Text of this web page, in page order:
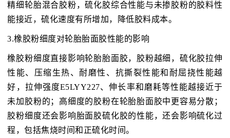
精细轮胎混合胶粉，硫化胶综合性能与未掺胶粉的胶料性
能接近，硫化速度有所增加，降低胶料成本。
3.橡胶粉细度对轮胎胎面胶性能的影响
橡胶粉细度直接影响轮胎胎面胶，胶粉越细，硫化胶拉伸
性能、压缩生热、耐磨性、抗撕裂性能和耐屈挠性能越
好，拉伸强度E5LYY227、伸长率和磨耗等性能越接近于
未加胶粉的；高细度的胶粉在轮胎胎面胶中更容易分散；
胶粉细度还会影响胎面胶硫化胶的性能，还会影响硫化过
程，包括焦烧时间和正硫化时间。